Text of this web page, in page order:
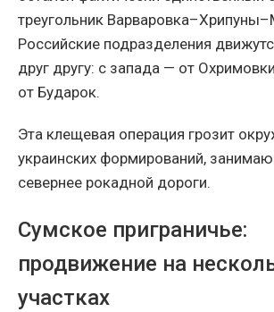
треугольник
Российские подразделения
друг другу: с запада — от
от Бударок.
Эта клещевая операция грозит
украинских формирований,
севернее рокадной дороги.
Сумское приграничье:
продвижение на
участках